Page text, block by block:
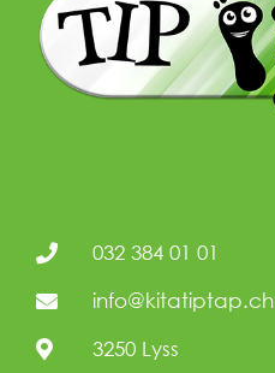
032 384 01 01
info@kitatiptap.ch
3250 Lyss